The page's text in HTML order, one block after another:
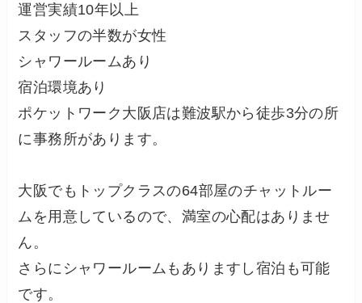
運営実績10年以上
スタッフの半数が女性
シャワールームあり
宿泊環境あり
ポケットワーク大阪店は難波駅から徒歩3分の所
に事務所があります。
大阪でもトップクラスの64部屋のチャットルー
ムを用意しているので、満室の心配はありませ
ん。
さらにシャワールームもありますし宿泊も可能
です。